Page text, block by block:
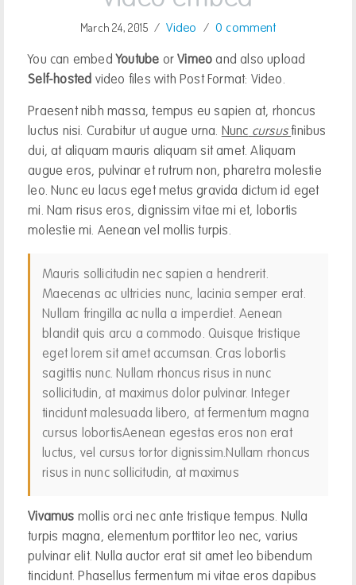
March 24, 2015 / Video / 0 comment
You can embed Youtube orVimeo and also upload
Self-hosted video files with Post Format: Video.
Praesent nibh massa, tempus eu sapien at, rhoncus
luctus nisi. Curabitur ut augue urna. Nunc cursus finibus
dui, at aliquam mauris aliquam sit amet. Aliquam
augue eros, pulvinar et rutrum non, pharetra molestie
leo. Nunc eu lacus eget metus gravida dictum id eget
mi. Nam risus eros, dignissim vitae mi et, lobortis
molestie mi. Aenean vel mollis turpis.
Mauris sollicitudin nec sapien a hendrerit.
Maecenas ac ultricies nunc, lacinia semper erat.
Nullam fringilla ac nulla a imperdiet. Aenean
blandit quis arcu a commodo. Quisque tristique
eget lorem sit amet accumsan. Cras lobortis
sagittis nunc. Nullam rhoncus risus in nunc
sollicitudin, at maximus dolor pulvinar. Integer
tincidunt malesuada libero, at fermentum magna
cursus lobortisAenean egestas eros non erat
luctus, vel cursus tortor dignissim.Nullam rhoncus
risus in nunc sollicitudin, at maximus
Vivamus mollis orci nec ante tristique tempus. Nulla
turpis magna, elementum porttitor leo nec, varius
pulvinar elit. Nulla auctor erat sit amet leo bibendum
tincidunt. Phasellus fermentum mi vitae eros dapibus